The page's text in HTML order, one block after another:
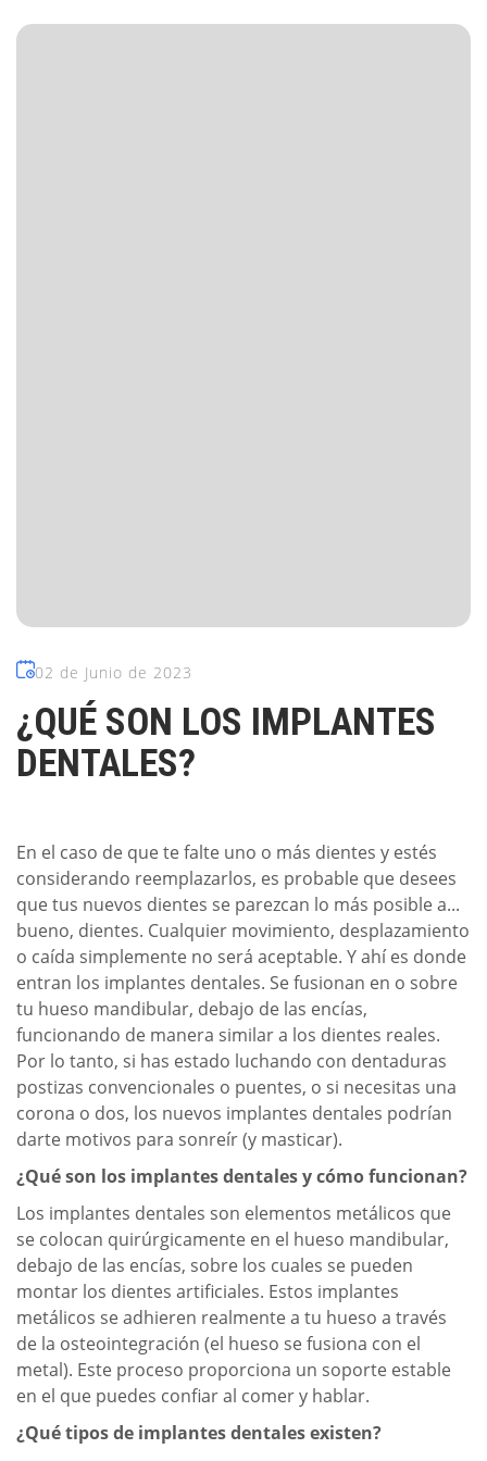
02 de Junio de 2023
¿QUÉ SON LOS IMPLANTES
DENTALES?
En el caso de que te falte uno o más dientes y estés
considerando reemplazarlos, es probable que desees
que tus nuevos dientes se parezcan lo más posible a...
bueno, dientes. Cualquier movimiento, desplazamiento
o caída simplemente no será aceptable. Y ahí es donde
entran los implantes dentales. Se fusionan en o sobre
tu hueso mandibular, debajo de las encías,
funcionando de manera similar a los dientes reales.
Por lo tanto, si has estado luchando con dentaduras
postizas convencionales o puentes, o si necesitas una
corona o dos, los nuevos implantes dentales podrían
darte motivos para sonreír (y masticar).
¿Qué son los implantes dentales y cómo funcionan?
Los implantes dentales son elementos metálicos que
se colocan quirúrgicamente en el hueso mandibular,
debajo de las encías, sobre los cuales se pueden
montar los dientes artificiales. Estos implantes
metálicos se adhieren realmente a tu hueso a través
de la osteointegración (el hueso se fusiona con el
metal). Este proceso proporciona un soporte estable
en el que puedes confiar al comer y hablar.
¿Qué tipos de implantes dentales existen?